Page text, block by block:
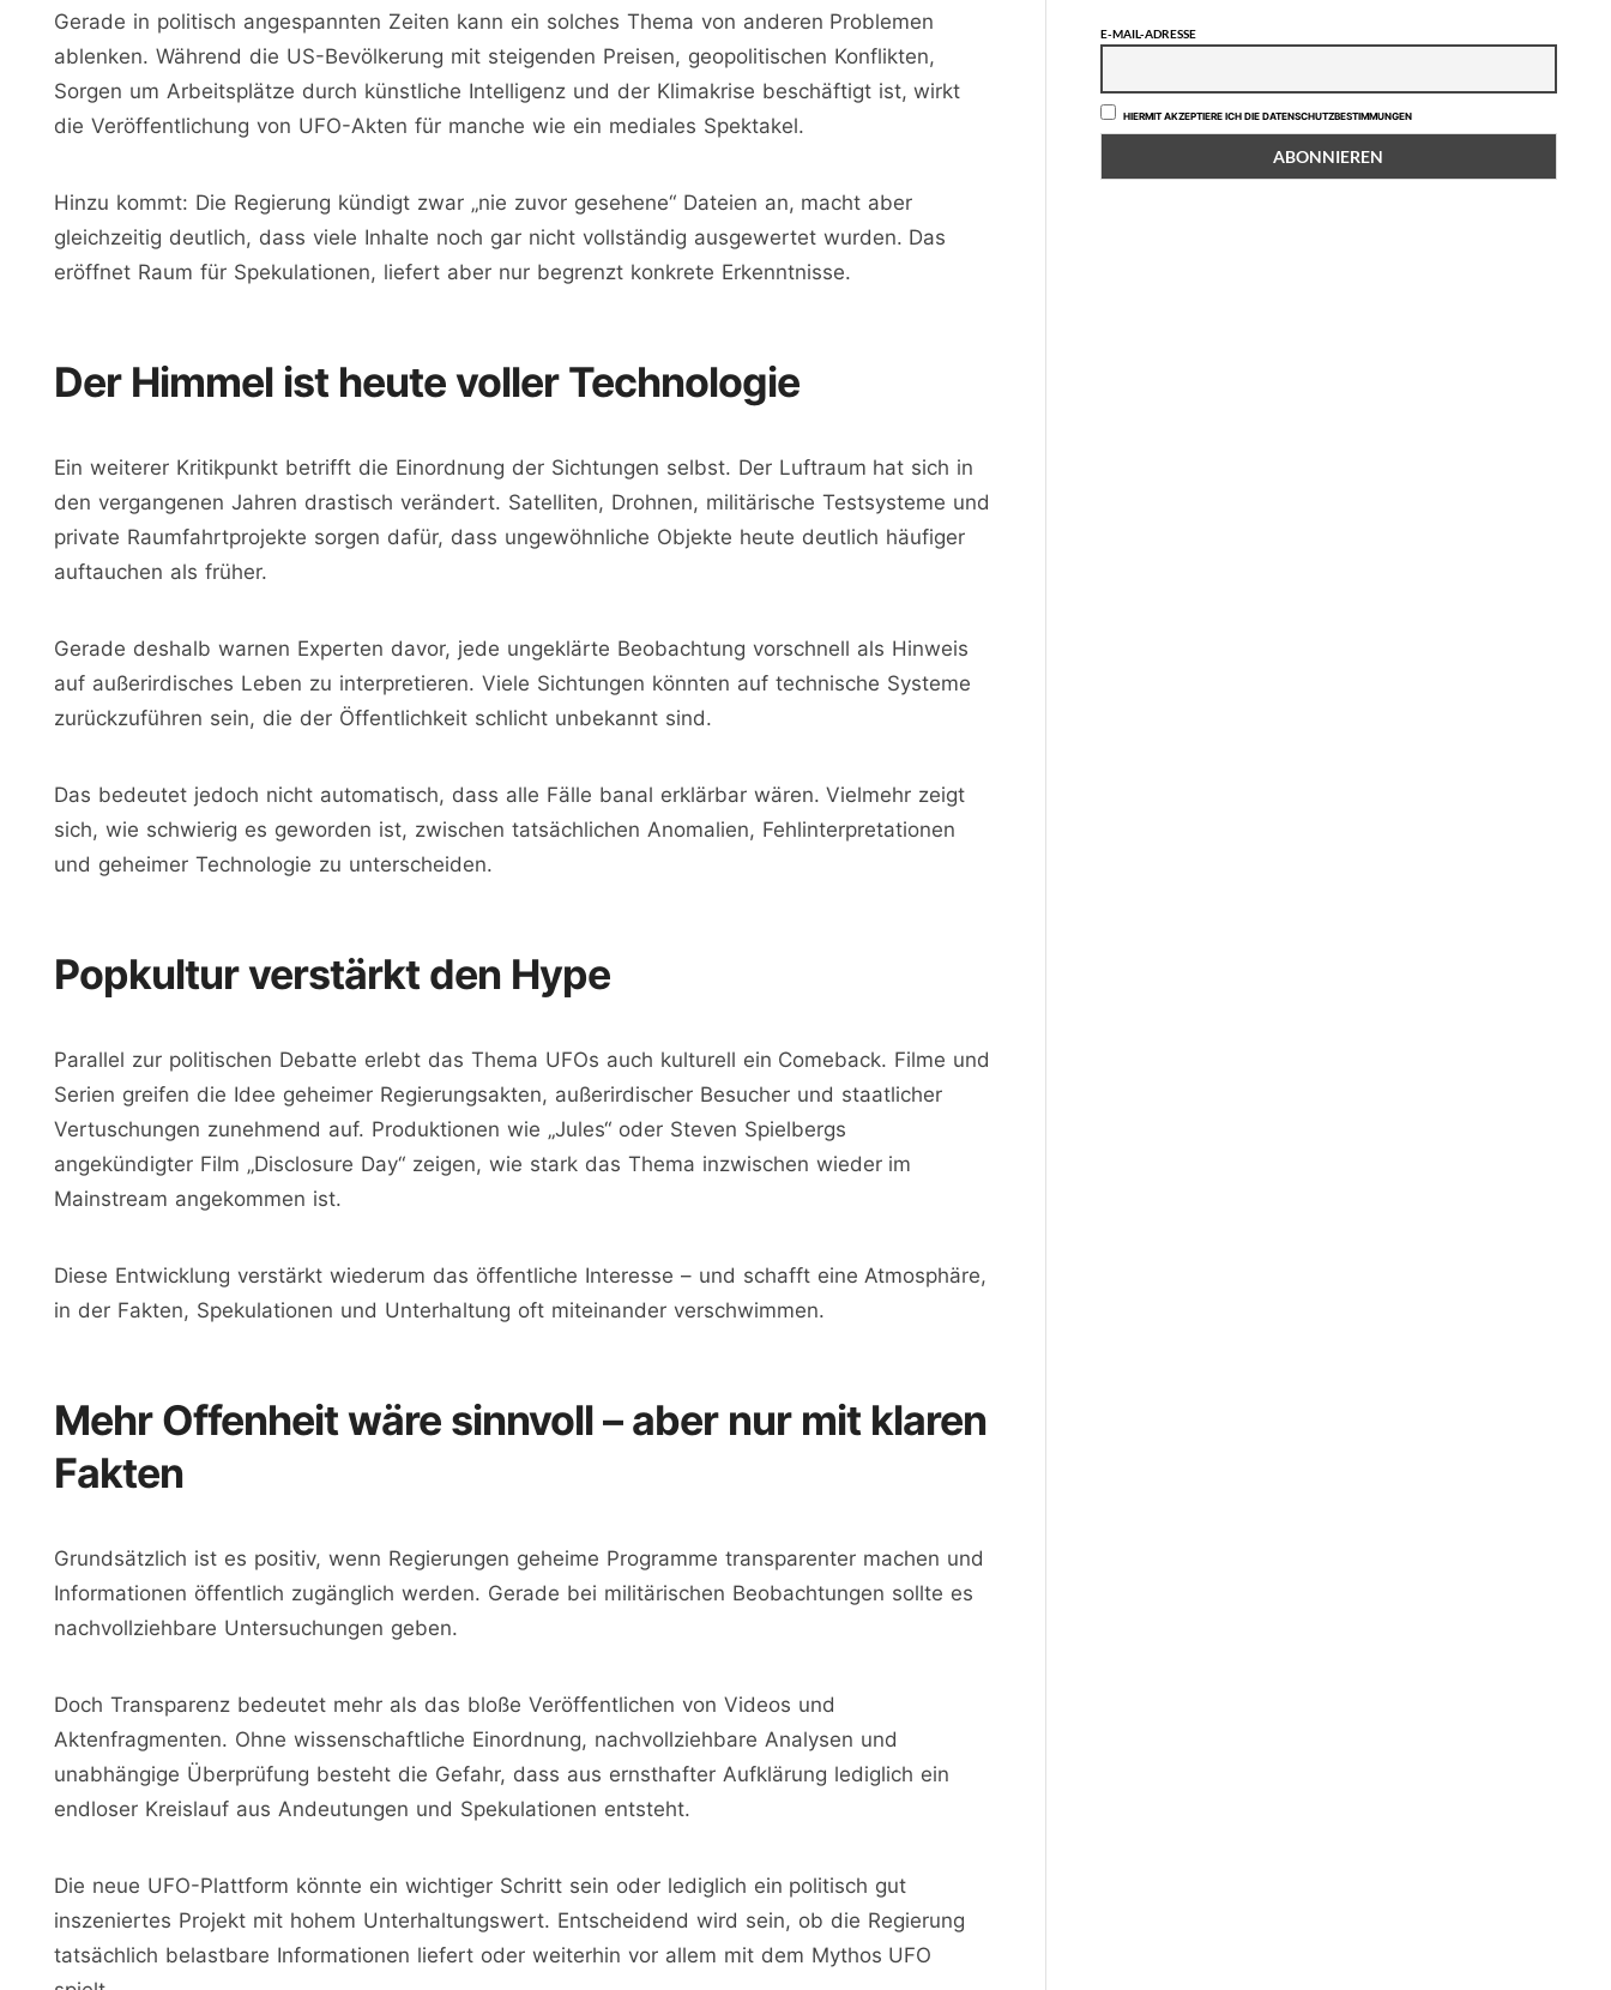
Gerade in politisch angespannten Zeiten kann ein solches Thema von anderen Problemen
ablenken. Während die US-Bevölkerung mit steigenden Preisen, geopolitischen Konflikten,
Sorgen um Arbeitsplätze durch künstliche Intelligenz und der Klimakrise beschäftigt ist, wirkt
die Veröffentlichung von UFO-Akten für manche wie ein mediales Spektakel.
Hinzu kommt: Die Regierung kündigt zwar „nie zuvor gesehene“ Dateien an, macht aber
gleichzeitig deutlich, dass viele Inhalte noch gar nicht vollständig ausgewertet wurden. Das
eröffnet Raum für Spekulationen, liefert aber nur begrenzt konkrete Erkenntnisse.
Der Himmel ist heute voller Technologie
Ein weiterer Kritikpunkt betrifft die Einordnung der Sichtungen selbst. Der Luftraum hat sich in
den vergangenen Jahren drastisch verändert. Satelliten, Drohnen, militärische Testsysteme und
private Raumfahrtprojekte sorgen dafür, dass ungewöhnliche Objekte heute deutlich häufiger
auftauchen als früher.
Gerade deshalb warnen Experten davor, jede ungeklärte Beobachtung vorschnell als Hinweis
auf außerirdisches Leben zu interpretieren. Viele Sichtungen könnten auf technische Systeme
zurückzuführen sein, die der Öffentlichkeit schlicht unbekannt sind.
Das bedeutet jedoch nicht automatisch, dass alle Fälle banal erklärbar wären. Vielmehr zeigt
sich, wie schwierig es geworden ist, zwischen tatsächlichen Anomalien, Fehlinterpretationen
und geheimer Technologie zu unterscheiden.
Popkultur verstärkt den Hype
Parallel zur politischen Debatte erlebt das Thema UFOs auch kulturell ein Comeback. Filme und
Serien greifen die Idee geheimer Regierungsakten, außerirdischer Besucher und staatlicher
Vertuschungen zunehmend auf. Produktionen wie „Jules“ oder Steven Spielbergs
angekündigter Film „Disclosure Day“ zeigen, wie stark das Thema inzwischen wieder im
Mainstream angekommen ist.
Diese Entwicklung verstärkt wiederum das öffentliche Interesse – und schafft eine Atmosphäre,
in der Fakten, Spekulationen und Unterhaltung oft miteinander verschwimmen.
Mehr Offenheit wäre sinnvoll – aber nur mit klaren
Fakten
Grundsätzlich ist es positiv, wenn Regierungen geheime Programme transparenter machen und
Informationen öffentlich zugänglich werden. Gerade bei militärischen Beobachtungen sollte es
nachvollziehbare Untersuchungen geben.
Doch Transparenz bedeutet mehr als das bloße Veröffentlichen von Videos und
Aktenfragmenten. Ohne wissenschaftliche Einordnung, nachvollziehbare Analysen und
unabhängige Überprüfung besteht die Gefahr, dass aus ernsthafter Aufklärung lediglich ein
endloser Kreislauf aus Andeutungen und Spekulationen entsteht.
Die neue UFO-Plattform könnte ein wichtiger Schritt sein oder lediglich ein politisch gut
inszeniertes Projekt mit hohem Unterhaltungswert. Entscheidend wird sein, ob die Regierung
tatsächlich belastbare Informationen liefert oder weiterhin vor allem mit dem Mythos UFO
E-MAIL-ADRESSE
HIERMIT AKZEPTIERE ICH DIE DATENSCHUTZBESTIMMUNGEN